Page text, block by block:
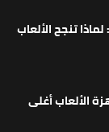
تنجح الألعاب
الألعاب أغلى